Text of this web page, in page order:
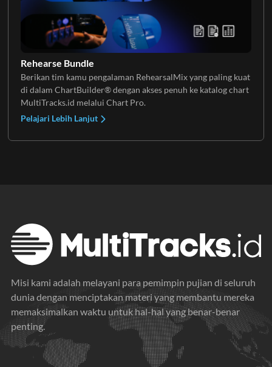
Rehearse Bundle
Berikan tim kamu pengalaman RehearsalMix yang paling kuat
di dalam ChartBuilder® dengan akses penuh ke katalog chart
MultiTracks.id melalui Chart Pro.
Pelajari Lebih Lanjut
Misi kami adalah melayani para pemimpin pujian di seluruh
dunia dengan menciptakan materi yang membantu mereka
memaksimalkan waktu untuk hal-hal yang benar-benar
penting.